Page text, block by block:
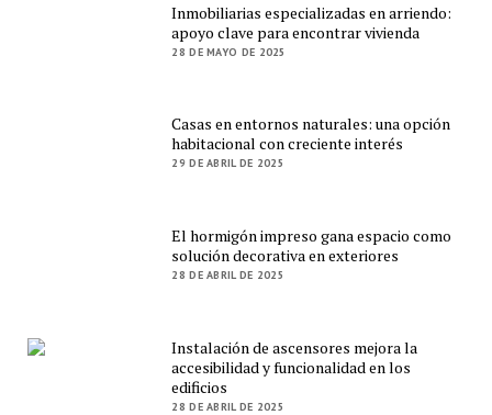
Inmobiliarias especializadas en arriendo:
apoyo clave para encontrar vivienda
28 DE MAYO DE 2025
Casas en entornos naturales: una opción
habitacional con creciente interés
29 DE ABRIL DE 2025
El hormigón impreso gana espacio como
solución decorativa en exteriores
28 DE ABRIL DE 2025
Instalación de ascensores mejora la
accesibilidad y funcionalidad en los
edificios
28 DE ABRIL DE 2025